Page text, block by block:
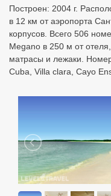
Построен: 2004 г.
в 12 км от аэропорта
корпусов. Всего 506
Megano в 250 м от
матрасы и лежаки.
Cuba, Villa clara, Cayo